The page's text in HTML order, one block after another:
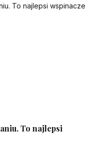
To najlepsi